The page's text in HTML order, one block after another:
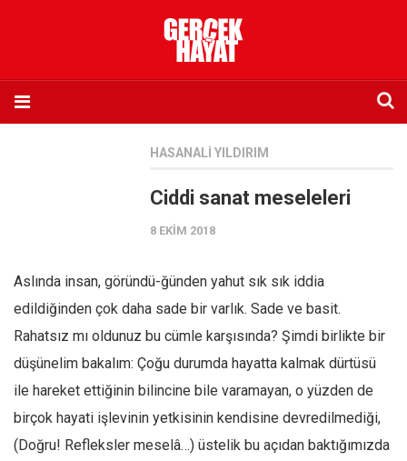
Eksik sayıların temini
Sosyal Medya
Twitter
Facebook
Instagram
HASANALI YILDIRIM
Ciddi sanat meseleleri
8 EKIM 2018
Aslında insan, göründü-ğünden yahut sık sık iddia
edildiğinden çok daha sade bir varlık. Sade ve basit.
Rahatsız mı oldunuz bu cümle karşısında? Şimdi birlikte bir
düşünelim bakalım: Çoğu durumda hayatta kalmak dürtüsü
ile hareket ettiğinin bilincine bile varamayan, o yüzden de
birçok hayati işlevinin yetkisinin kendisine devredilmediği,
(Doğru! Refleksler meselâ…) üstelik bu açıdan baktığımızda